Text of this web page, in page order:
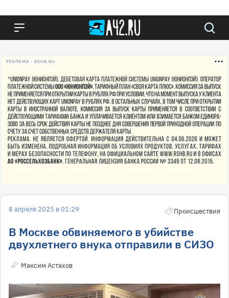
РЕКЛАМА • RSHB.RU
8 апреля 2025 в 01:29 Происшествия
В Москве обвиняемого в убийстве
двухлетнего внука отправили в СИЗО
Максим Астахов